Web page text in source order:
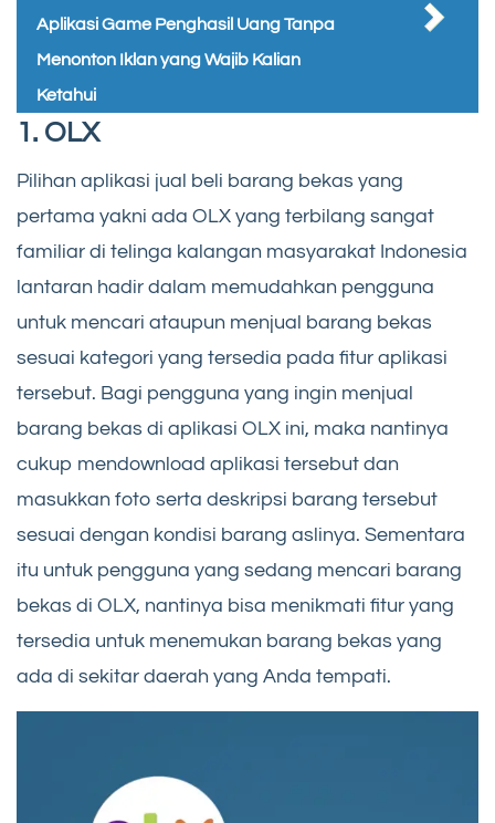
Aplikasi Game Penghasil Uang Tanpa
Menonton Iklan yang Wajib Kalian
Ketahui
1. OLX
Pilihan aplikasi jual beli barang bekas yang
pertama yakni ada OLX yang terbilang sangat
familiar di telinga kalangan masyarakat Indonesia
lantaran hadir dalam memudahkan pengguna
untuk mencari ataupun menjual barang bekas
sesuai kategori yang tersedia pada fitur aplikasi
tersebut. Bagi pengguna yang ingin menjual
barang bekas di aplikasi OLX ini, maka nantinya
cukup mendownload aplikasi tersebut dan
masukkan foto serta deskripsi barang tersebut
sesuai dengan kondisi barang aslinya. Sementara
itu untuk pengguna yang sedang mencari barang
bekas di OLX, nantinya bisa menikmati fitur yang
tersedia untuk menemukan barang bekas yang
ada di sekitar daerah yang Anda tempati.